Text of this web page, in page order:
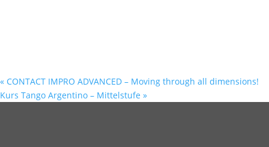
« CONTACT IMPRO ADVANCED – Moving through all dimensions!
Kurs Tango Argentino – Mittelstufe »